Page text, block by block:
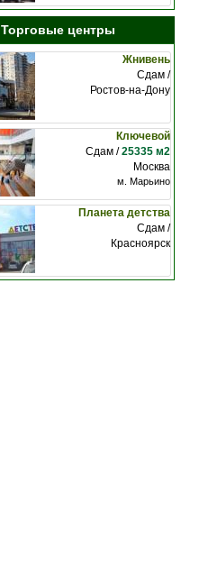
Торговые центры
Жнивень
Сдам /
Ростов-на-Дону
Ключевой
Сдам /25335 м2
Москва
м. Марьино
Планета детства
Сдам /
Красноярск